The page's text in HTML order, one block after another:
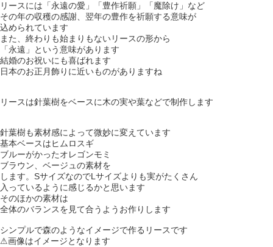
リースには「永遠の愛」「豊作祈願」「魔除け」など
その年の収穫の感謝、翌年の豊作を祈願する意味が
込められています
また、終わりも始まりもないリースの形から
「永遠」という意味があります
結婚のお祝いにも喜ばれます
日本のお正月飾りに近いものがありますね
リースは針葉樹をベースに木の実や葉などで制作します
針葉樹も素材感によって微妙に変えています
基本ベースはヒムロスギ
ブルーがかったオレゴンモミ
ブラウン、ベージュの素材を
します。SサイズなのでLサイズよりも実がたくさん
入っているように感じるかと思います
そのほかの素材は
全体のバランスを見て合うようお作りします
シンプルで森のようなイメージで作るリースです
⚠︎画像はイメージとなります